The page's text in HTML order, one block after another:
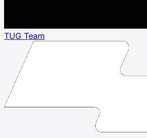
TUG Team